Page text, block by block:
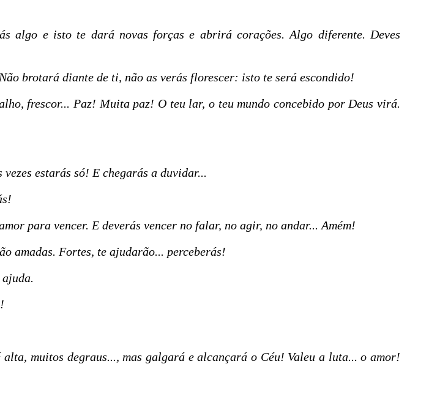
algo e isto te dará novas forças e abrirá corações. Algo diferente. Deves
brotará diante de ti, não as verás florescer: isto te será escondido!
frescor... Paz! Muita paz! O teu lar, o teu mundo concebido por Deus virá.
estarás só! E chegarás a duvidar...
para vencer. E deverás vencer no falar, no agir, no andar... Amém!
amadas. Fortes, te ajudarão... perceberás!
muitos degraus..., mas galgará e alcançará o Céu! Valeu a luta... o amor!